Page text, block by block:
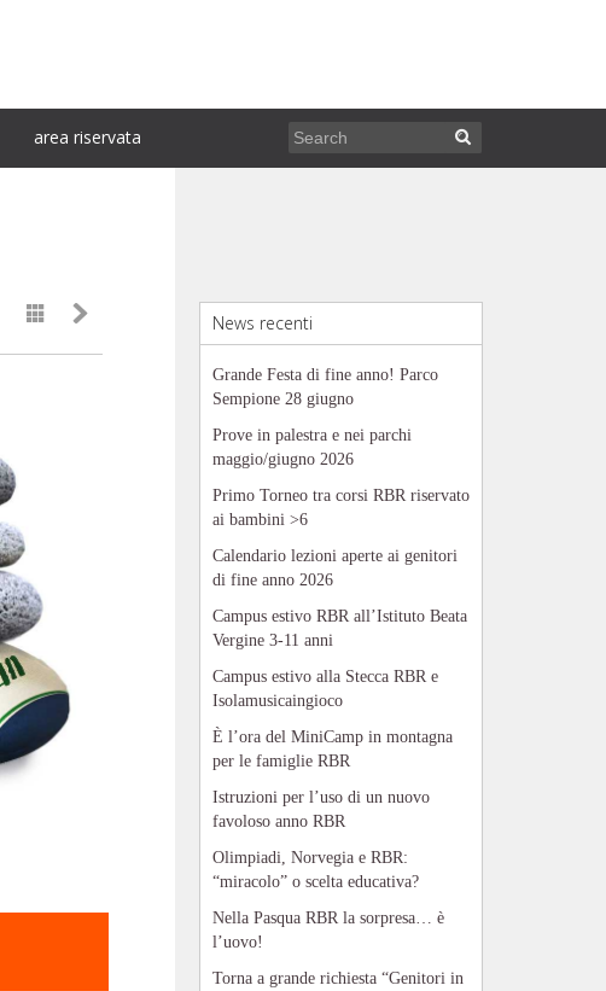
area riservata
  News recenti
Grande Festa di fine anno! Parco
Sempione 28 giugno
Prove in palestra e nei parchi
maggio/giugno 2026
Primo Torneo tra corsi RBR riservato
ai bambini >6
Calendario lezioni aperte ai genitori
di fine anno 2026
Campus estivo RBR all’Istituto Beata
Vergine 3-11 anni
Campus estivo alla Stecca RBR e
Isolamusicaingioco
È l’ora del MiniCamp in montagna
per le famiglie RBR
Istruzioni per l’uso di un nuovo
favoloso anno RBR
Olimpiadi, Norvegia e RBR:
“miracolo” o scelta educativa?
Nella Pasqua RBR la sorpresa… è
l’uovo!
Torna a grande richiesta “Genitori in